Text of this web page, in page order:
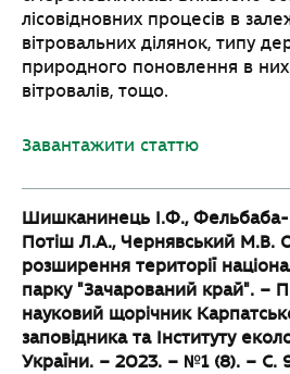
лісовідновних процесів в
вітровальних ділянок, типу
природного поновлення в
вітровалів, тощо.
Завантажити статтю
Шишканинець І.Ф.,
Потіш Л.А., Чернявський М.В.
розширення території
парку "Зачарований край". –
науковий щорічник
заповідника та Інституту
України. – 2023. – №1 (8). – C.